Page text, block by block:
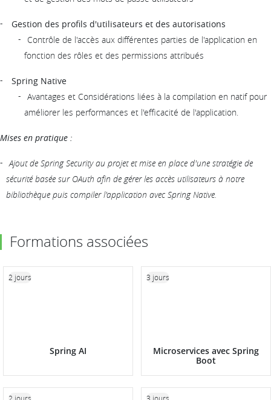
Gestion des profils d'utilisateurs et des autorisations
Contrôle de l'accès aux différentes parties de l'application en
fonction des rôles et des permissions attribués
Spring Native
Avantages et Considérations liées à la compilation en natif pour
améliorer les performances et l'efficacité de l'application.
Mises en pratique :
Ajout de Spring Security au projet et mise en place d'une stratégie de
sécurité basée sur OAuth afin de gérer les accès utilisateurs à notre
bibliothèque puis compiler l'application avec Spring Native.
Formations associées
Spring AI
2 jours
Microservices avec Spring
Boot
3 jours
2 jours 3 jours